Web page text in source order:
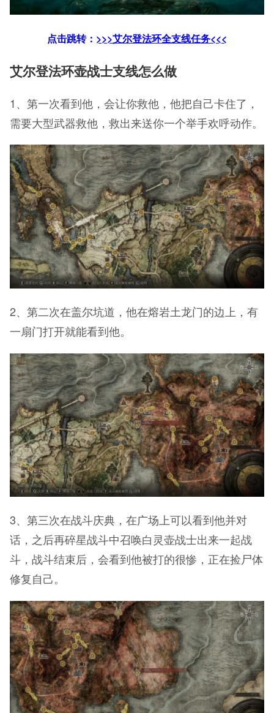
点击跳转： >>>艾尔登法环全支线任务<<<
艾尔登法环壶战士支线怎么做
1、第一次看到他，会让你救他，他把自己卡住了，
需要大型武器救他，救出来送你一个举手欢呼动作。
2、第二次在盖尔坑道，他在熔岩土龙门的边上，有
一扇门打开就能看到他。
3、第三次在战斗庆典，在广场上可以看到他并对
话，之后再碎星战斗中召唤白灵壶战士出来一起战
斗，战斗结束后，会看到他被打的很惨，正在捡尸体
修复自己。